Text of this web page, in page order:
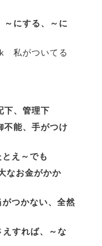
～にする、～に
私がついてる
下、管理下
不能、手がつけ
とえ～でも
なお金がかか
がつかない、全然
えすれば、～な